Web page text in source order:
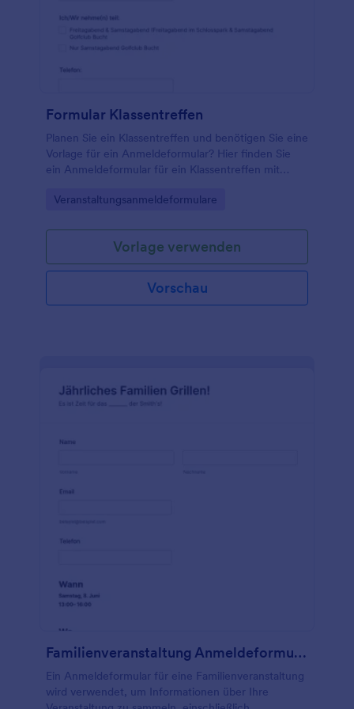
Formular Klassentreffen
Planen Sie ein Klassentreffen und benötigen Sie eine
Vorlage für ein Anmeldeformular? Hier finden Sie
ein Anmeldeformular für ein Klassentreffen mit
für die Veranstaltung dienen sollte. Mit diesem
Ihre Ehemaligen über die Einzelheiten der
Veranstaltung, den Zeitpunkt und den
Veranstaltungsort informieren. Mit einem einfachen
Anmeldeformular für ein Klassentreffen wie diesem
wird die Organisation einer solchen Veranstaltung
Go to Category:
Veranstaltungsanmeldeformulare
Vorlage verwenden
Vorschau
Familienveranstaltung Anmeldeformular
Ein Anmeldeformular für eine Familienveranstaltung
wird verwendet, um Informationen über Ihre